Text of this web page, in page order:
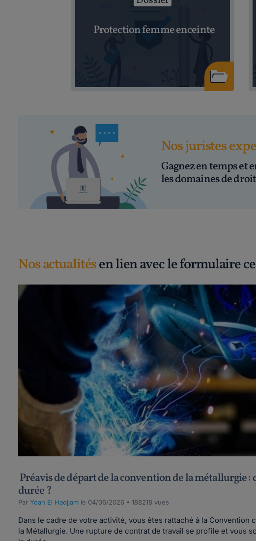
Protection femme enceinte
Nos juristes
Gagnez en temps et
les domaines de
Nos actualitésen lien avec le formulaire
Préavis de départ de la convention de la métallurgie :
durée ?
Par Yoan El Hadjjam le 04/06/2026 • 188218 vues
Dans le cadre de votre activité, vous êtes rattaché à la Convention
la Métallurgie. Une rupture de contrat de travail se profile et vous